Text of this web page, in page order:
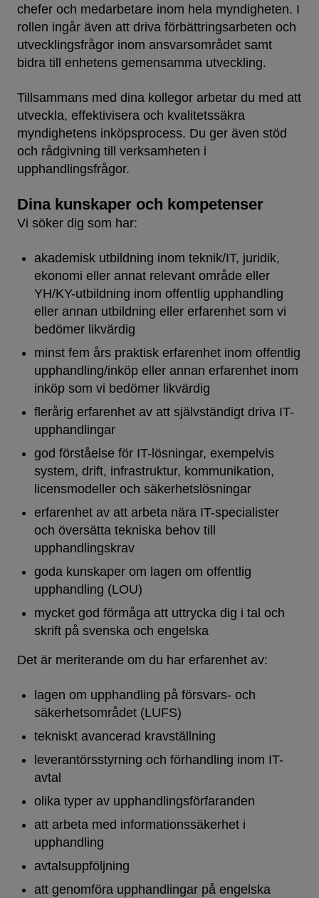
chefer och medarbetare inom hela myndigheten. I
rollen ingår även att driva förbättringsarbeten och
utvecklingsfrågor inom ansvarsområdet samt
bidra till enhetens gemensamma utveckling.
Tillsammans med dina kollegor arbetar du med att
utveckla, effektivisera och kvalitetssäkra
myndighetens inköpsprocess. Du ger även stöd
och rådgivning till verksamheten i
upphandlingsfrågor.
Dina kunskaper och kompetenser
Vi söker dig som har:
akademisk utbildning inom teknik/IT, juridik,
ekonomi eller annat relevant område eller
YH/KY-utbildning inom offentlig upphandling
eller annan utbildning eller erfarenhet som vi
bedömer likvärdig
minst fem års praktisk erfarenhet inom offentlig
upphandling/inköp eller annan erfarenhet inom
inköp som vi bedömer likvärdig
flerårig erfarenhet av att självständigt driva IT-
upphandlingar
god förståelse för IT-lösningar, exempelvis
system, drift, infrastruktur, kommunikation,
licensmodeller och säkerhetslösningar
erfarenhet av att arbeta nära IT-specialister
och översätta tekniska behov till
upphandlingskrav
goda kunskaper om lagen om offentlig
upphandling (LOU)
mycket god förmåga att uttrycka dig i tal och
skrift på svenska och engelska
Det är meriterande om du har erfarenhet av:
lagen om upphandling på försvars- och
säkerhetsområdet (LUFS)
tekniskt avancerad kravställning
leverantörsstyrning och förhandling inom IT-
avtal
olika typer av upphandlingsförfaranden
att arbeta med informationssäkerhet i
upphandling
avtalsuppföljning
att genomföra upphandlingar på engelska